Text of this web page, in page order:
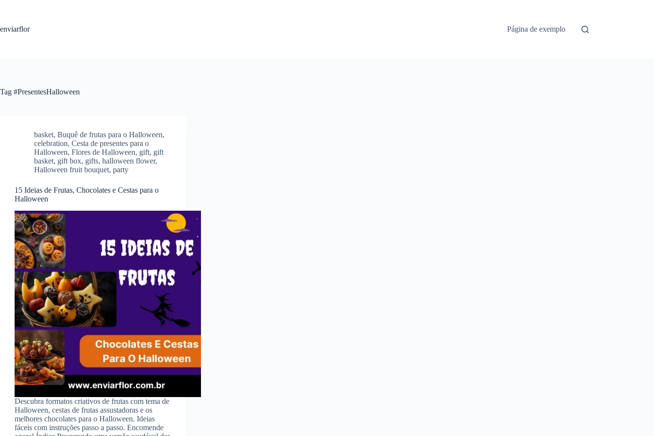
i
e
enviarflor Página de exemplo
Tag #PresentesHalloween
basket, Buquê de frutas para o Halloween,
celebration, Cesta de presentes para o
Halloween, Flores de Halloween, gift, gift
basket, gift box, gifts, halloween flower,
Halloween fruit bouquet, party
15 Ideias de Frutas, Chocolates e Cestas para o
Halloween
Descubra formatos criativos de frutas com tema de
Halloween, cestas de frutas assustadoras e os
melhores chocolates para o Halloween. Ideias
fáceis com instruções passo a passo. Encomende